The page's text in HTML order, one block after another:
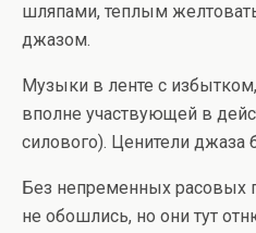
шляпами, теплым
джазом.
Музыки в ленте с
вполне участвующей в
силового). Ценители джаза
Без непременных расовых
не обошлись, но они тут